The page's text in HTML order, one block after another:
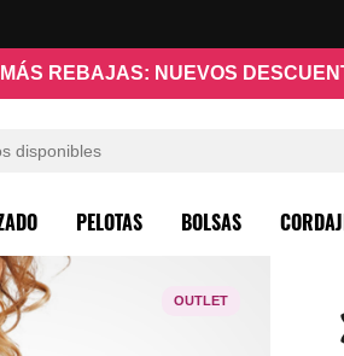
MÁS REBAJAS: NUEVOS
PELOTAS BOLSAS
OUTLET